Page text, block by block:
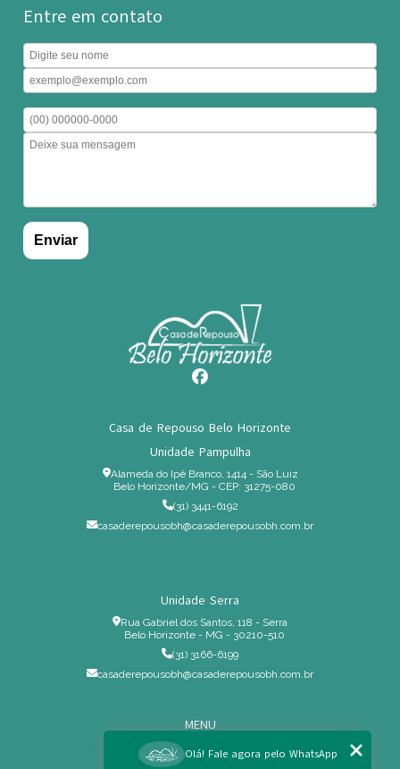
Entre em contato
Casa de Repouso Belo Horizonte
Unidade Pampulha
Alameda do Ipê Branco, 1414 - São Luiz
Belo Horizonte/MG - CEP: 31275-080
(31) 3441-6192
casaderepousobh@casaderepousobh.com.br
Unidade Serra
Rua Gabriel dos Santos, 118 - Serra
Belo Horizonte - MG - 30210-510
(31) 3166-6199
casaderepousobh@casaderepousobh.com.br
MENU
Home
Olá! Fale agora pelo WhatsApp